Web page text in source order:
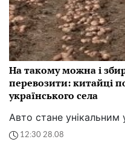
На такому можна і
перевозити: китайці
українського села
Авто стане унікальним
12:30 28.08